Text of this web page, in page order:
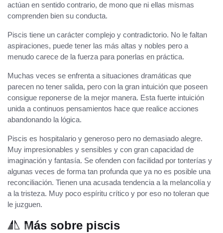
actúan en sentido contrario, de mono que ni ellas mismas
comprenden bien su conducta.
Piscis tiene un carácter complejo y contradictorio. No le faltan
aspiraciones, puede tener las más altas y nobles pero a
menudo carece de la fuerza para ponerlas en práctica.
Muchas veces se enfrenta a situaciones dramáticas que
parecen no tener salida, pero con la gran intuición que poseen
consigue reponerse de la mejor manera. Esta fuerte intuición
unida a continuos pensamientos hace que realice acciones
abandonando la lógica.
Piscis es hospitalario y generoso pero no demasiado alegre.
Muy impresionables y sensibles y con gran capacidad de
imaginación y fantasía. Se ofenden con facilidad por tonterías y
algunas veces de forma tan profunda que ya no es posible una
reconciliación. Tienen una acusada tendencia a la melancolía y
a la tristeza. Muy poco espíritu crítico y por eso no toleran que
le juzguen.
Más sobre piscis